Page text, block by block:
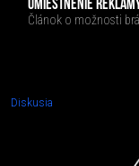
UMIESTNENIE
Článok o možnosti
Diskusia